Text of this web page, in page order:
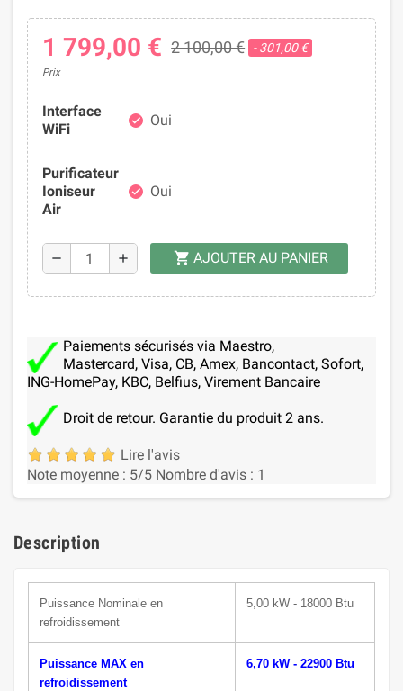
1 799,00 € 2 100,00 € - 301,00 €
Prix
Interface
WiFi
check Oui
Purificateur
Ioniseur
Air
check Oui
remove add shopping_cart AJOUTER AU PANIER
Paiements sécurisés via Maestro,
Mastercard, Visa, CB, Amex, Bancontact, Sofort,
ING-HomePay, KBC, Belfius, Virement Bancaire
Droit de retour. Garantie du produit 2 ans.
Lire l'avis
Note moyenne : 5/5 Nombre d'avis : 1
Description
Puissance Nominale en
refroidissement
5,00 kW - 18000 Btu
Puissance MAX en
refroidissement
6,70 kW - 22900 Btu